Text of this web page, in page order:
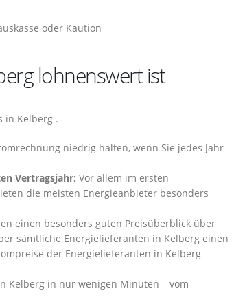
oder Kaution
lohnenswert ist
in Kelberg .
niedrig halten, wenn Sie jedes Jahr
Vertragsjahr: Vor allem im ersten
die meisten Energieanbieter besonders
einen besonders guten Preisüberblick über
sämtliche Energielieferanten in Kelberg einen
der Energielieferanten in Kelberg
Kelberg in nur wenigen Minuten – vom